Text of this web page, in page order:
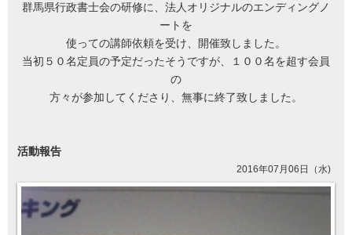
群馬県行政書士会の研修に、法人オリジナルのエンディングノ
ートを
使っての講師依頼を受け、開催致しました。
当初５０名定員の予定だったそうですが、１００名を超す会員
の
方々が参加してくださり、無事に終了致しました。
活動報告
2016年07月06日（水)